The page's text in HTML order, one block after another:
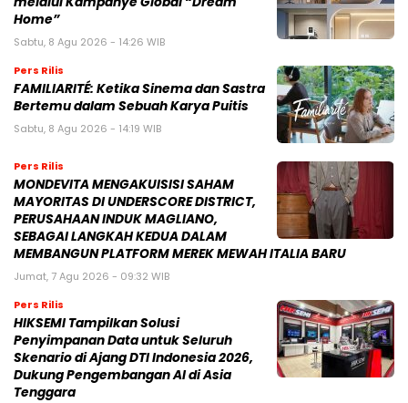
Home”
Sabtu, 8 Agu 2026 - 14:26 WIB
Pers Rilis
FAMILIARITÉ: Ketika Sinema dan Sastra
Bertemu dalam Sebuah Karya Puitis
Sabtu, 8 Agu 2026 - 14:19 WIB
Pers Rilis
MONDEVITA MENGAKUISISI SAHAM
MAYORITAS DI UNDERSCORE DISTRICT,
PERUSAHAAN INDUK MAGLIANO,
SEBAGAI LANGKAH KEDUA DALAM
MEMBANGUN PLATFORM MEREK MEWAH ITALIA BARU
Jumat, 7 Agu 2026 - 09:32 WIB
Pers Rilis
HIKSEMI Tampilkan Solusi
Penyimpanan Data untuk Seluruh
Skenario di Ajang DTI Indonesia 2026,
Dukung Pengembangan AI di Asia
Tenggara